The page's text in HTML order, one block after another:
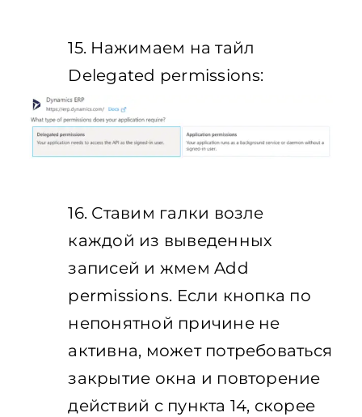
15. Нажимаем на тайл
Delegated permissions:
16. Ставим галки возле
каждой из выведенных
записей и жмем Add
permissions. Если кнопка по
непонятной причине не
активна, может потребоваться
закрытие окна и повторение
действий с пункта 14, скорее